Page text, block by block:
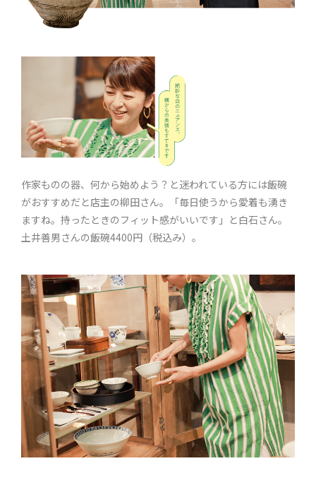
作家ものの器、何から始めよう？と迷われている方には飯碗
がおすすめだと店主の柳田さん。「毎日使うから愛着も湧き
ますね。持ったときのフィット感がいいです」と白石さん。
土井善男さんの飯碗4400円（税込み）。